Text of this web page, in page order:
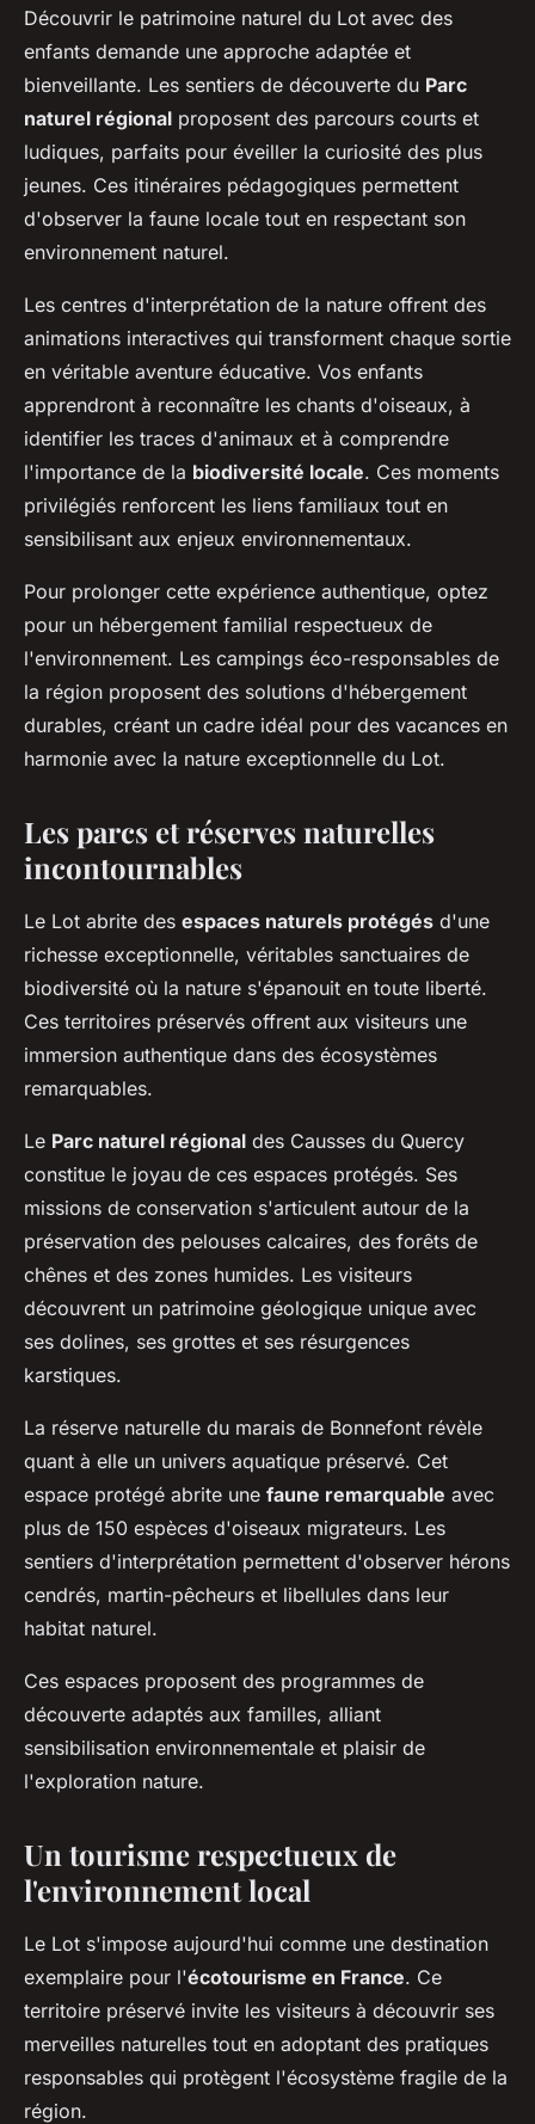
Découvrir le patrimoine naturel du Lot avec des
enfants demande une approche adaptée et
bienveillante. Les sentiers de découverte du Parc
naturel régional proposent des parcours courts et
ludiques, parfaits pour éveiller la curiosité des plus
jeunes. Ces itinéraires pédagogiques permettent
d'observer la faune locale tout en respectant son
environnement naturel.
Les centres d'interprétation de la nature offrent des
animations interactives qui transforment chaque sortie
en véritable aventure éducative. Vos enfants
apprendront à reconnaître les chants d'oiseaux, à
identifier les traces d'animaux et à comprendre
l'importance de la biodiversité locale. Ces moments
privilégiés renforcent les liens familiaux tout en
sensibilisant aux enjeux environnementaux.
Pour prolonger cette expérience authentique, optez
pour un hébergement familial respectueux de
l'environnement. Les campings éco-responsables de
la région proposent des solutions d'hébergement
durables, créant un cadre idéal pour des vacances en
harmonie avec la nature exceptionnelle du Lot.
Les parcs et réserves naturelles
incontournables
Le Lot abrite des espaces naturels protégés d'une
richesse exceptionnelle, véritables sanctuaires de
biodiversité où la nature s'épanouit en toute liberté.
Ces territoires préservés offrent aux visiteurs une
immersion authentique dans des écosystèmes
remarquables.
Le Parc naturel régional des Causses du Quercy
constitue le joyau de ces espaces protégés. Ses
missions de conservation s'articulent autour de la
préservation des pelouses calcaires, des forêts de
chênes et des zones humides. Les visiteurs
découvrent un patrimoine géologique unique avec
ses dolines, ses grottes et ses résurgences
karstiques.
La réserve naturelle du marais de Bonnefont révèle
quant à elle un univers aquatique préservé. Cet
espace protégé abrite une faune remarquable avec
plus de 150 espèces d'oiseaux migrateurs. Les
sentiers d'interprétation permettent d'observer hérons
cendrés, martin-pêcheurs et libellules dans leur
habitat naturel.
Ces espaces proposent des programmes de
découverte adaptés aux familles, alliant
sensibilisation environnementale et plaisir de
l'exploration nature.
Un tourisme respectueux de
l'environnement local
Le Lot s'impose aujourd'hui comme une destination
exemplaire pour l'écotourisme en France. Ce
territoire préservé invite les visiteurs à découvrir ses
merveilles naturelles tout en adoptant des pratiques
responsables qui protègent l'écosystème fragile de la
région.